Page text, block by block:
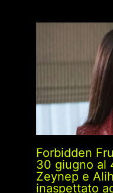
Forbidden
30 giugno al
Zeynep e
inaspettato